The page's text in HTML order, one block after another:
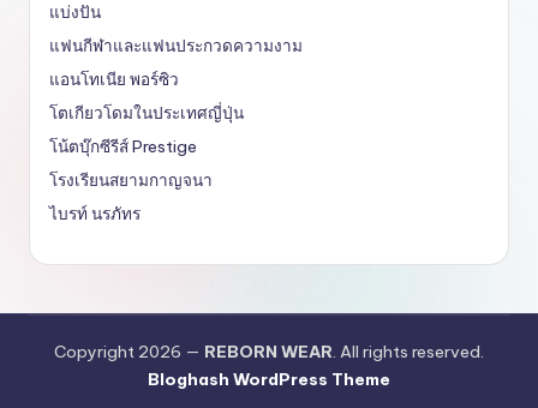
แบ่งปัน
แฟนกีฬาและแฟนประกวดความงาม
แอนโทเนีย พอร์ซิว
โตเกียวโดมในประเทศญี่ปุ่น
โน้ตบุ๊กซีรีส์ Prestige
โรงเรียนสยามกาญจนา
ไบรท์ นรภัทร
Copyright 2026 — REBORN WEAR. All rights reserved.
Bloghash WordPress Theme